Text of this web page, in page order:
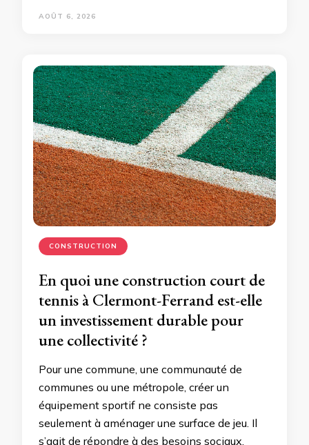
AOÛT 6, 2026
CONSTRUCTION
En quoi une construction court de
tennis à Clermont-Ferrand est-elle
un investissement durable pour
une collectivité ?
Pour une commune, une communauté de
communes ou une métropole, créer un
équipement sportif ne consiste pas
seulement à aménager une surface de jeu. Il
s’agit de répondre à des besoins sociaux,